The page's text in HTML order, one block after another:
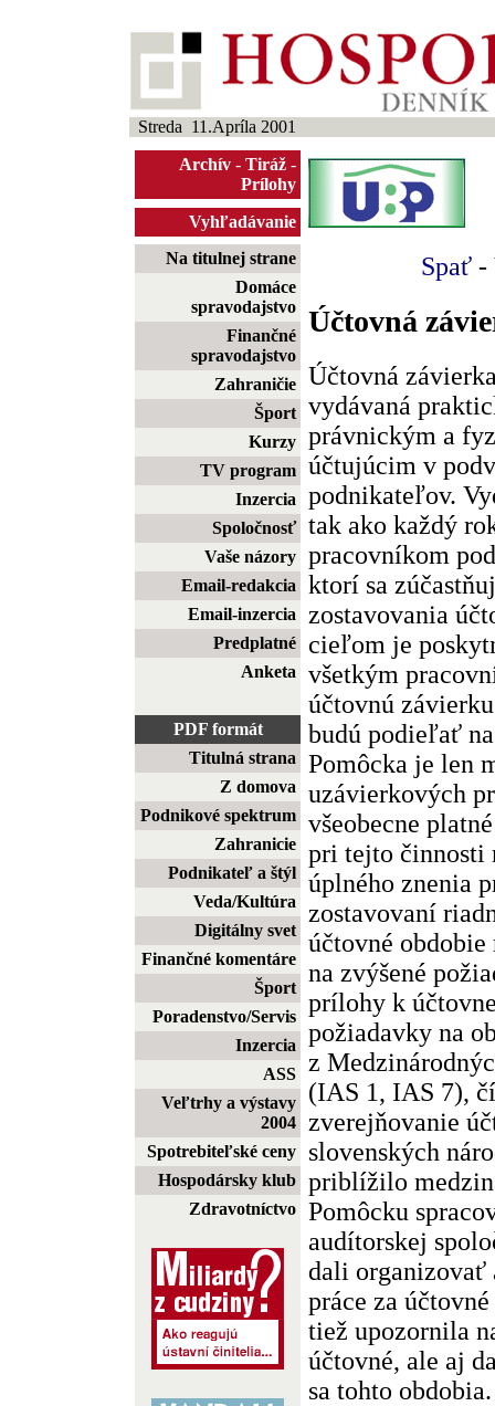
Streda 11.Apríla 2001
Archív - Tiráž -
Prílohy
Vyhľadávanie
Na titulnej strane
Domáce
spravodajstvo
Finančné
spravodajstvo
Zahraničie
Šport
Kurzy
TV program
Inzercia
Spoločnosť
Vaše názory
Email-redakcia
Email-inzercia
Predplatné
Anketa
PDF formát
Titulná strana
Z domova
Podnikové spektrum
Zahranicie
Podnikateľ a štýl
Veda/Kultúra
Digitálny svet
Finančné komentáre
Šport
Poradenstvo/Servis
Inzercia
ASS
Veľtrhy a výstavy
2004
Spotrebiteľské ceny
Hospodársky klub
Zdravotníctvo
Spať -
Účtovná
Účtovná
vydávaná
právnickým a
účtujúcim v
podnikateľov.
tak ako každý
pracovníkom
ktorí sa
zostavovania
cieľom je
všetkým
účtovnú
budú podieľať
Pomôcka je len
uzávierkových
všeobecne
pri tejto činnosti
úplného znenia
zostavovaní
účtovné
na zvýšené
prílohy k
požiadavky na
z
(IAS 1, IAS 7),
zverejňovanie
slovenských
priblížilo
Pomôcku
audítorskej
dali organizovať
práce za
tiež upozornila
účtovné, ale aj
sa tohto obdobia.